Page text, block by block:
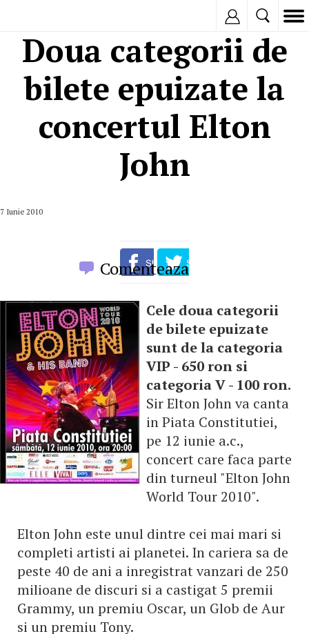
Doua categorii de
bilete epuizate la
concertul Elton
John
7 Iunie 2010
Comenteaza
Cele doua categorii
de bilete epuizate
sunt de la categoria
VIP - 650 ron si
categoria V - 100 ron.
Sir Elton John va canta
in Piata Constitutiei,
pe 12 iunie a.c.,
concert care faca parte
din turneul "Elton John
World Tour 2010".
Elton John este unul dintre cei mai mari si
completi artisti ai planetei. In cariera sa de
peste 40 de ani a inregistrat vanzari de 250
milioane de discuri si a castigat 5 premii
Grammy, un premiu Oscar, un Glob de Aur
si un premiu Tony.